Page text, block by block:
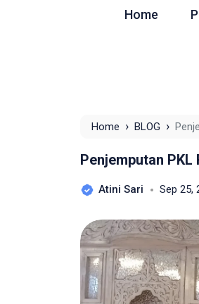
Home
Home › BLOG ›
Penjemputan
Atini Sari Sep 25,